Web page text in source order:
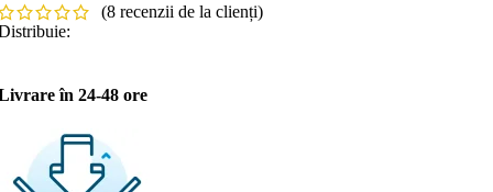
(8 recenzii de la clienți)
în 24-48 ore